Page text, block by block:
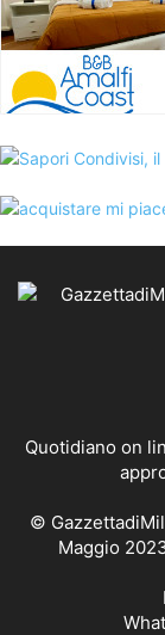
Quotidiano on
©
Maggio